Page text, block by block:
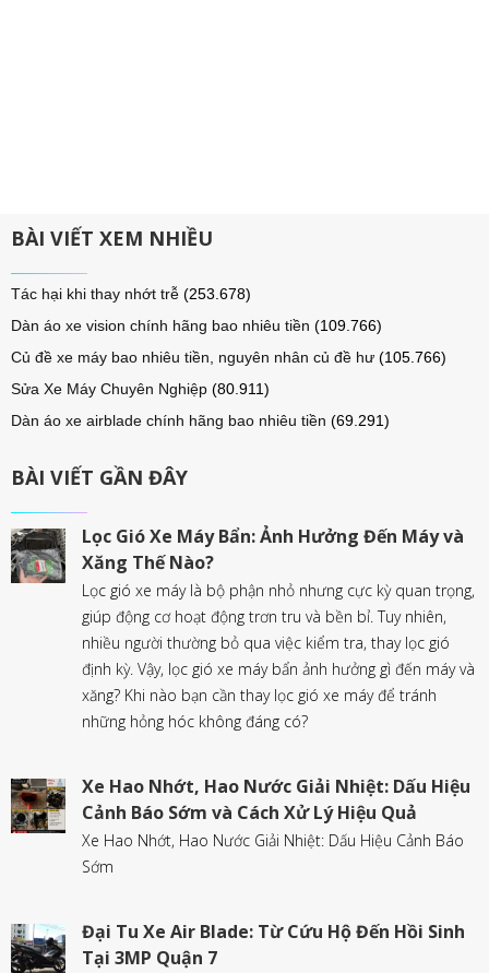
BÀI VIẾT XEM NHIỀU
Tác hại khi thay nhớt trễ (253.678)
Dàn áo xe vision chính hãng bao nhiêu tiền (109.766)
Củ đề xe máy bao nhiêu tiền, nguyên nhân củ đề hư (105.766)
Sửa Xe Máy Chuyên Nghiệp (80.911)
Dàn áo xe airblade chính hãng bao nhiêu tiền (69.291)
BÀI VIẾT GẦN ĐÂY
Lọc Gió Xe Máy Bẩn: Ảnh Hưởng Đến Máy và
Xăng Thế Nào?
Lọc gió xe máy là bộ phận nhỏ nhưng cực kỳ quan trọng,
giúp động cơ hoạt động trơn tru và bền bỉ. Tuy nhiên,
nhiều người thường bỏ qua việc kiểm tra, thay lọc gió
định kỳ. Vậy, lọc gió xe máy bẩn ảnh hưởng gì đến máy và
xăng? Khi nào bạn cần thay lọc gió xe máy để tránh
những hỏng hóc không đáng có?
Xe Hao Nhớt, Hao Nước Giải Nhiệt: Dấu Hiệu
Cảnh Báo Sớm và Cách Xử Lý Hiệu Quả
Xe Hao Nhớt, Hao Nước Giải Nhiệt: Dấu Hiệu Cảnh Báo
Sớm
Đại Tu Xe Air Blade: Từ Cứu Hộ Đến Hồi Sinh
Tại 3MP Quận 7